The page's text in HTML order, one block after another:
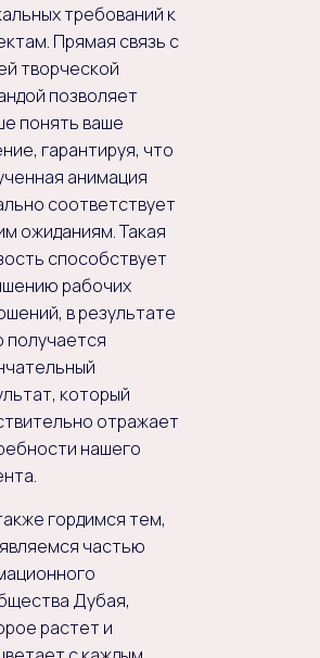
требований к
Прямая связь с
творческой
позволяет
понять ваше
гарантируя, что
анимация
соответствует
ожиданиям. Такая
способствует
рабочих
в результате
получается
который
отражает
нашего
гордимся тем,
частью
Дубая,
растет и